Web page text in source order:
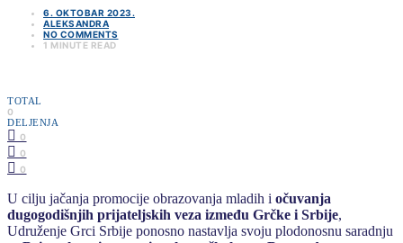
6. OKTOBAR 2023.
ALEKSANDRA
NO COMMENTS
1 MINUTE READ
TOTAL
0
DELJENJA
0
0
0
U cilju jačanja promocije obrazovanja mladih i očuvanja
dugogodišnjih prijateljskih veza između Grčke i Srbije,
Udruženje Grci Srbije ponosno nastavlja svoju plodonosnu saradnju